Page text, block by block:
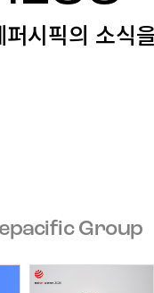
퍼시픽의 소식
Group